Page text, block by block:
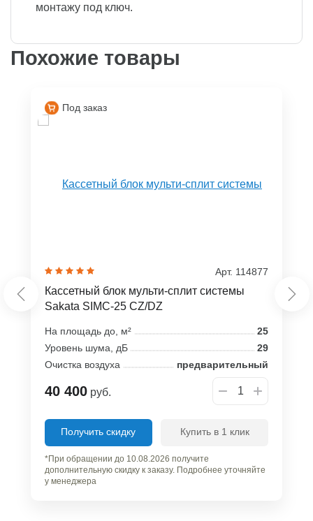
монтажу под ключ.
Похожие товары
Под заказ
Арт. 114877
Кассетный блок мульти-сплит системы
Sakata SIMC-25 CZ/DZ
На площадь до, м²
25
Уровень шума, дБ
29
Очистка воздуха
предварительный
40 400 руб.
Получить скидку Купить в 1 клик
*При обращении до 10.08.2026 получите
дополнительную скидку к заказу. Подробнее уточняйте
у менеджера